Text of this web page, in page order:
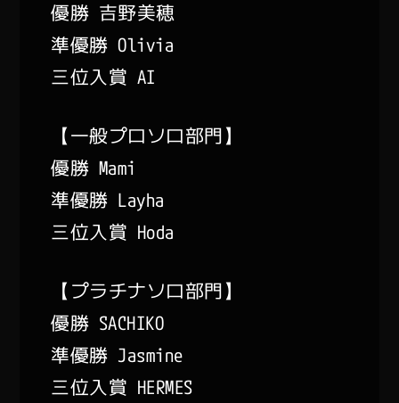
優勝 吉野美穂
準優勝 Olivia
三位入賞 AI
【一般プロソロ部門】
優勝 Mami
準優勝 Layha
三位入賞 Hoda
【プラチナソロ部門】
優勝 SACHIKO
準優勝 Jasmine
三位入賞 HERMES